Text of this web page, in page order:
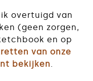
overtuigd van
(geen zorgen,
en op
van onze
bekijken.